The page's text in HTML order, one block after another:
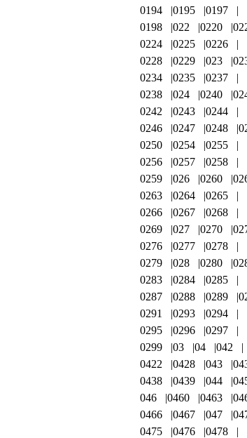
0194
0195
0197
0198
022 0220
0224
0225
0226
0228
0229 023
0234
0235
0237
0238
024 0240
0242
0243
0244
0246
0247 0248
0250
0254
0255
0256
0257
0258
0259
026 0260
0263
0264
0265
0266
0267
0268
0269
027 0270
0276
0277
0278
0279
028 0280
0283
0284
0285
0287
0288 0289
0291
0293
0294
0295
0296
0297
0299
03 04
042
0422
0428 043
0438
0439 044
046
0460 0463
0466
0467 047
0475
0476
0478